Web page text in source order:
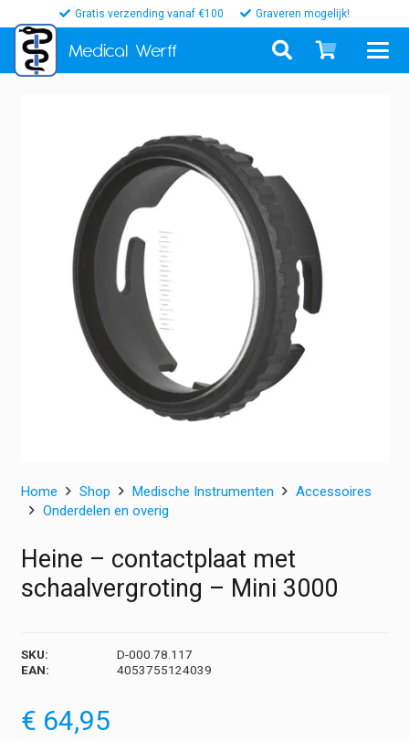
Gratis verzending vanaf €100 Graveren mogelijk!
Medical Werff
Home Shop Medische Instrumenten
Accessoires
Onderdelen en overig
Heine – contactplaat met
schaalvergroting – Mini 3000
SKU:
D-000.78.117
EAN:
4053755124039
€ 64,95